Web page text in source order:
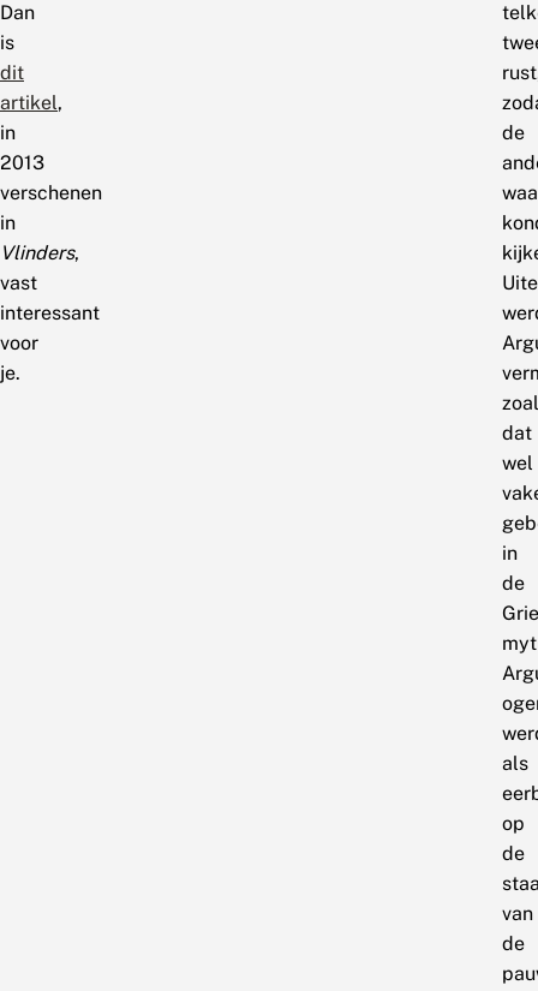
Dan
is
dit
artikel,
in
2013
verschenen
in
Vlinders,
vast
interessant
voor
je.
de
dat
wel
in
de
als
op
de
van
de